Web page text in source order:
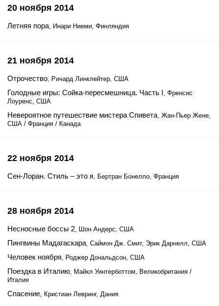
20 ноября 2014
Летняя пора, Инари Ниеми, Финляндия
21 ноября 2014
Отрочество, Ричард Линклейтер, США
Голодные игры: Сойка-пересмешница. Часть I, Френсис
Лоуренс, США
Невероятное путешествие мистера Спивета, Жан-Пьер Жене,
США / Франция / Канада
22 ноября 2014
Сен-Лоран. Стиль – это я, Бертран Бонелло, Франция
28 ноября 2014
Несносные боссы 2, Шон Андерс, США
Пингвины Мадагаскара, Саймон Дж. Смит, Эрик Дарнелл, США
Человек ноября, Роджер Дональдсон, США
Поездка в Италию, Майкл Уинтерботтом, Великобритания /
Италия
Спасение, Кристиан Левринг, Дания